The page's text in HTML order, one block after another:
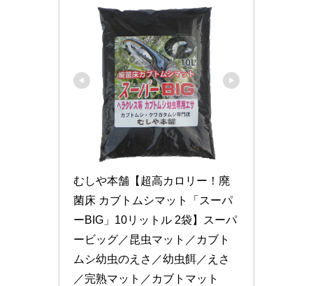
むしや本舗【超高カロリー！廃
菌床 カブトムシマット「スーパ
ーBIG」10リットル 2袋】スーパ
ービッグ／昆虫マット／カブト
ムシ幼虫のえさ／幼虫餌／えさ
／完熟マット／カブトマット